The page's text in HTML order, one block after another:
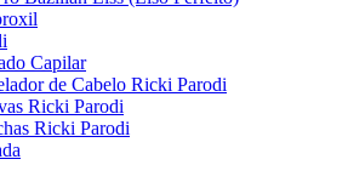
Capilar
de Cabelo Ricki Parodi
Ricki Parodi
Ricki Parodi